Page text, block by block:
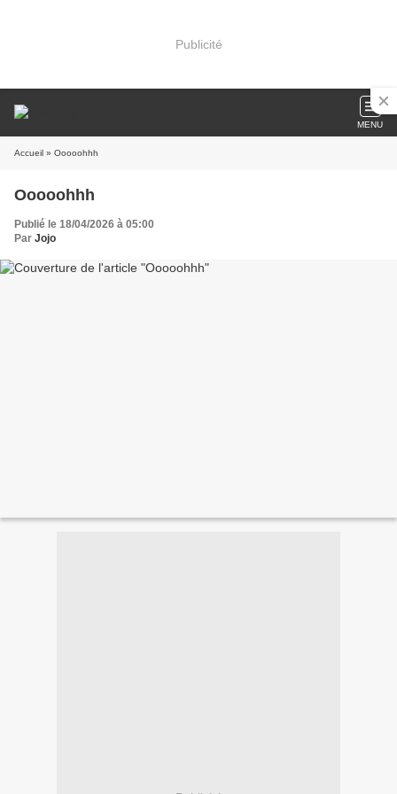
Publicité
MENU
Accueil » Ooooohhh
Ooooohhh
Publié le 18/04/2026 à 05:00
Par Jojo